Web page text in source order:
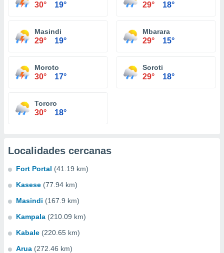
30° 19° 29° 18°
Masindi
29° 19°
Mbarara
29° 15°
Moroto
30° 17°
Soroti
29° 18°
Tororo
30° 18°
Localidades cercanas
Fort Portal (41.19 km)
Kasese (77.94 km)
Masindi (167.9 km)
Kampala (210.09 km)
Kabale (220.65 km)
Arua (272.46 km)